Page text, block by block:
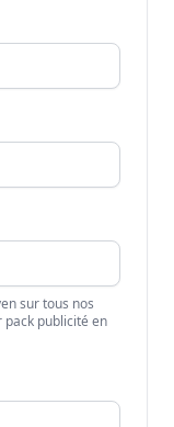
sur tous nos
publicité en